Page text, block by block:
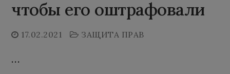
чтобы его оштрафовали
17.02.2021 ЗАЩИТА ПРАВ
…